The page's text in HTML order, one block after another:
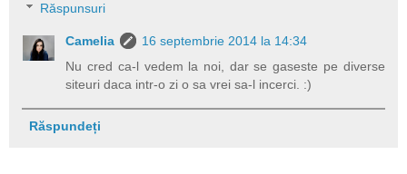
Răspunsuri
Camelia
16 septembrie 2014 la 14:34
Nu cred ca-l vedem la noi, dar se gaseste pe diverse
siteuri daca intr-o zi o sa vrei sa-l incerci. :)
Răspundeți